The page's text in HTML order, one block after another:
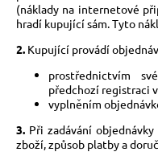
(náklady na internetové
hradí kupující sám. Tyto
2. Kupující provádí
prostřednictvím
předchozí registraci
vyplněním
3. Při zadávání
zboží, způsob platby a